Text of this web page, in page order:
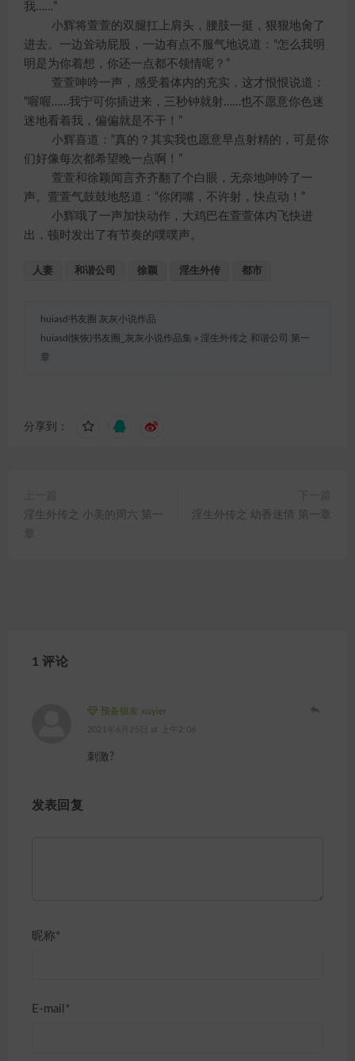
我……”
小辉将萱萱的双腿扛上肩头，腰肢一挺，狠狠地肏了
进去。一边耸动屁股，一边有点不服气地说道：“怎么我明
明是为你着想，你还一点都不领情呢？”
萱萱呻吟一声，感受着体内的充实，这才恨恨说道：
“喔喔……我宁可你插进来，三秒钟就射……也不愿意你色迷
迷地看着我，偏偏就是不干！”
小辉喜道：“真的？其实我也愿意早点射精的，可是你
们好像每次都希望晚一点啊！”
萱萱和徐颖闻言齐齐翻了个白眼，无奈地呻吟了一
声。萱萱气鼓鼓地怒道：“你闭嘴，不许射，快点动！”
小辉哦了一声加快动作，大鸡巴在萱萱体内飞快进
出，顿时发出了有节奏的噗噗声。
人妻 和谐公司 徐颖 淫生外传 都市
huiasd书友圈 灰灰小说作品
huiasd(恢恢)书友圈_灰灰小说作品集 » 淫生外传之 和谐公司 第一
章
分享到：
淫生外传之 小美的周六 第一
章
淫生外传之 幼香迷情 第一章
1 评论
预备狼友 xuyier
2021年6月25日 at 上午2:06
刺激?
发表回复
昵称*
E-mail*